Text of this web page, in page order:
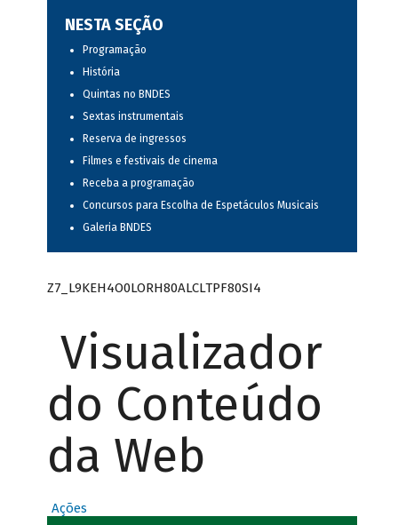
NESTA SEÇÃO
Programação
História
Quintas no BNDES
Sextas instrumentais
Reserva de ingressos
Filmes e festivais de cinema
Receba a programação
Concursos para Escolha de Espetáculos Musicais
Galeria BNDES
Z7_L9KEH4O0LORH80ALCLTPF80SI4
Visualizador
do Conteúdo
da Web
Ações